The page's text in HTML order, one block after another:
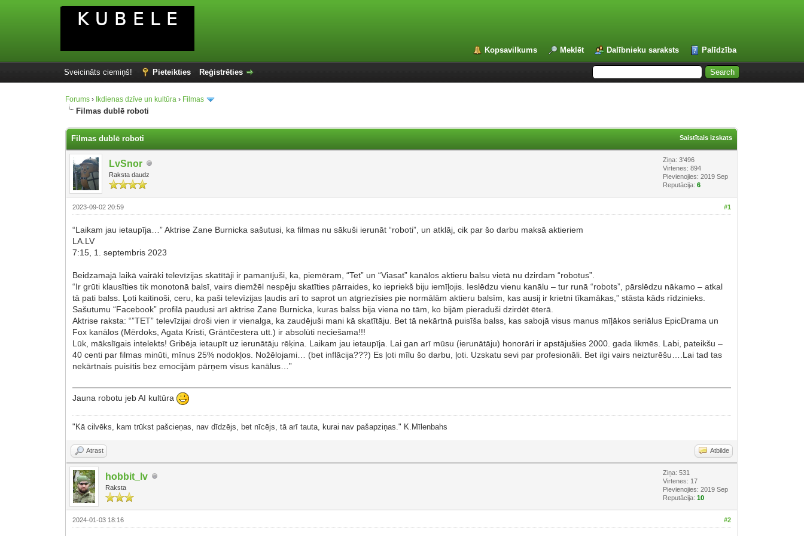
Kopsavilkums Meklēt Dalībnieku saraksts Palīdzība
Sveicināts ciemiņš! Pieteikties Reģistrēties
Forums › Ikdienas dzīve un kultūra › Filmas
Filmas dublē roboti
Saistītais izskats
Filmas dublē roboti
LvSnor
Raksta daudz
Ziņa: 3'496
Virtenes: 894
Pievienojies: 2019 Sep
Reputācija:6
#1
2023-09-02 20:59
“Laikam jau ietaupīja…” Aktrise Zane Burnicka sašutusi, ka filmas nu sākuši ierunāt “roboti”, un atklāj, cik par šo darbu maksā aktieriem
LA.LV
7:15, 1. septembris 2023
Beidzamajā laikā vairāki televīzijas skatītāji ir pamanījuši, ka, piemēram, “Tet” un “Viasat” kanālos aktieru balsu vietā nu dzirdam “robotus”.
“Ir grūti klausīties tik monotonā balsī, vairs diemžēl nespēju skatīties pārraides, ko iepriekš biju iemīļojis. Ieslēdzu vienu kanālu – tur runā “robots”, pārslēdzu nākamo – atkal
tā pati balss. Ļoti kaitinoši, ceru, ka paši televīzijas ļaudis arī to saprot un atgriezīsies pie normālām aktieru balsīm, kas ausij ir krietni tīkamākas,” stāsta kāds rīdzinieks.
Sašutumu “Facebook” profilā paudusi arī aktrise Zane Burnicka, kuras balss bija viena no tām, ko bijām pieraduši dzirdēt ēterā.
Aktrise raksta: “”TET” televīzijai droši vien ir vienalga, ka zaudējuši mani kā skatītāju. Bet tā nekārtnā puisīša balss, kas sabojā visus manus mīļākos seriālus EpicDrama un
Fox kanālos (Mērdoks, Agata Kristi, Grāntčestera utt.) ir absolūti neciešama!!!
Lūk, mākslīgais intelekts! Gribēja ietaupīt uz ierunātāju rēķina. Laikam jau ietaupīja. Lai gan arī mūsu (ierunātāju) honorāri ir apstājušies 2000. gada likmēs. Labi, pateikšu –
40 centi par filmas minūti, mīnus 25% nodokļos. Nožēlojami… (bet inflācija???) Es ļoti mīlu šo darbu, ļoti. Uzskatu sevi par profesionāli. Bet ilgi vairs neizturēšu….Lai tad tas
nekārtnais puisītis bez emocijām pārņem visus kanālus…”
Jauna robotu jeb AI kultūra
"Kā cilvēks, kam trūkst pašcieņas, nav dīdzējs, bet nīcējs, tā arī tauta, kurai nav pašapziņas." K.Mīlenbahs
Atrast Atbilde
hobbit_lv
Raksta
Ziņa: 531
Virtenes: 17
Pievienojies: 2019 Sep
Reputācija:10
#2
2024-01-03 18:16